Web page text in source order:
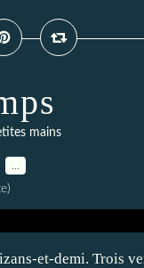
mains
et-demi. Trois